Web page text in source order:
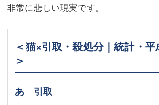
債務整理
マスコミ取材・実績
アクセス
東京事務所 (新宿・四谷)
埼玉事務所 (さいたま市)
マスコミ取材・実績
アクセス
東京事務所 (新宿・四谷)
埼玉事務所 (さいたま市)
川口事務所（埼玉県川口市）
非常に悲しい現実です。
＜猫×引取・殺処分｜統計・
＞
あ 引取